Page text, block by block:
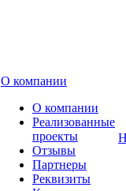
О компании
О компании
Реализованные
проекты
Отзывы
Партнеры
Реквизиты